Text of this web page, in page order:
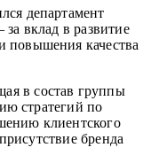
департамент
вклад в развитие
повышения качества
в состав группы
стратегий по
клиентского
бренда